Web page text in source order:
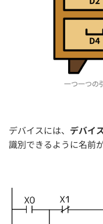
一つ一つの
デバイスには、 デバイ
識別できるように名前